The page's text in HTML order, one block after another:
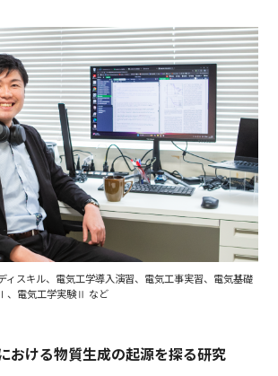
ィスキル、電気工学導入演習、電気工事実習、電気基礎
、電気工学実験Ⅱ など
おける物質生成の起源を探る研究